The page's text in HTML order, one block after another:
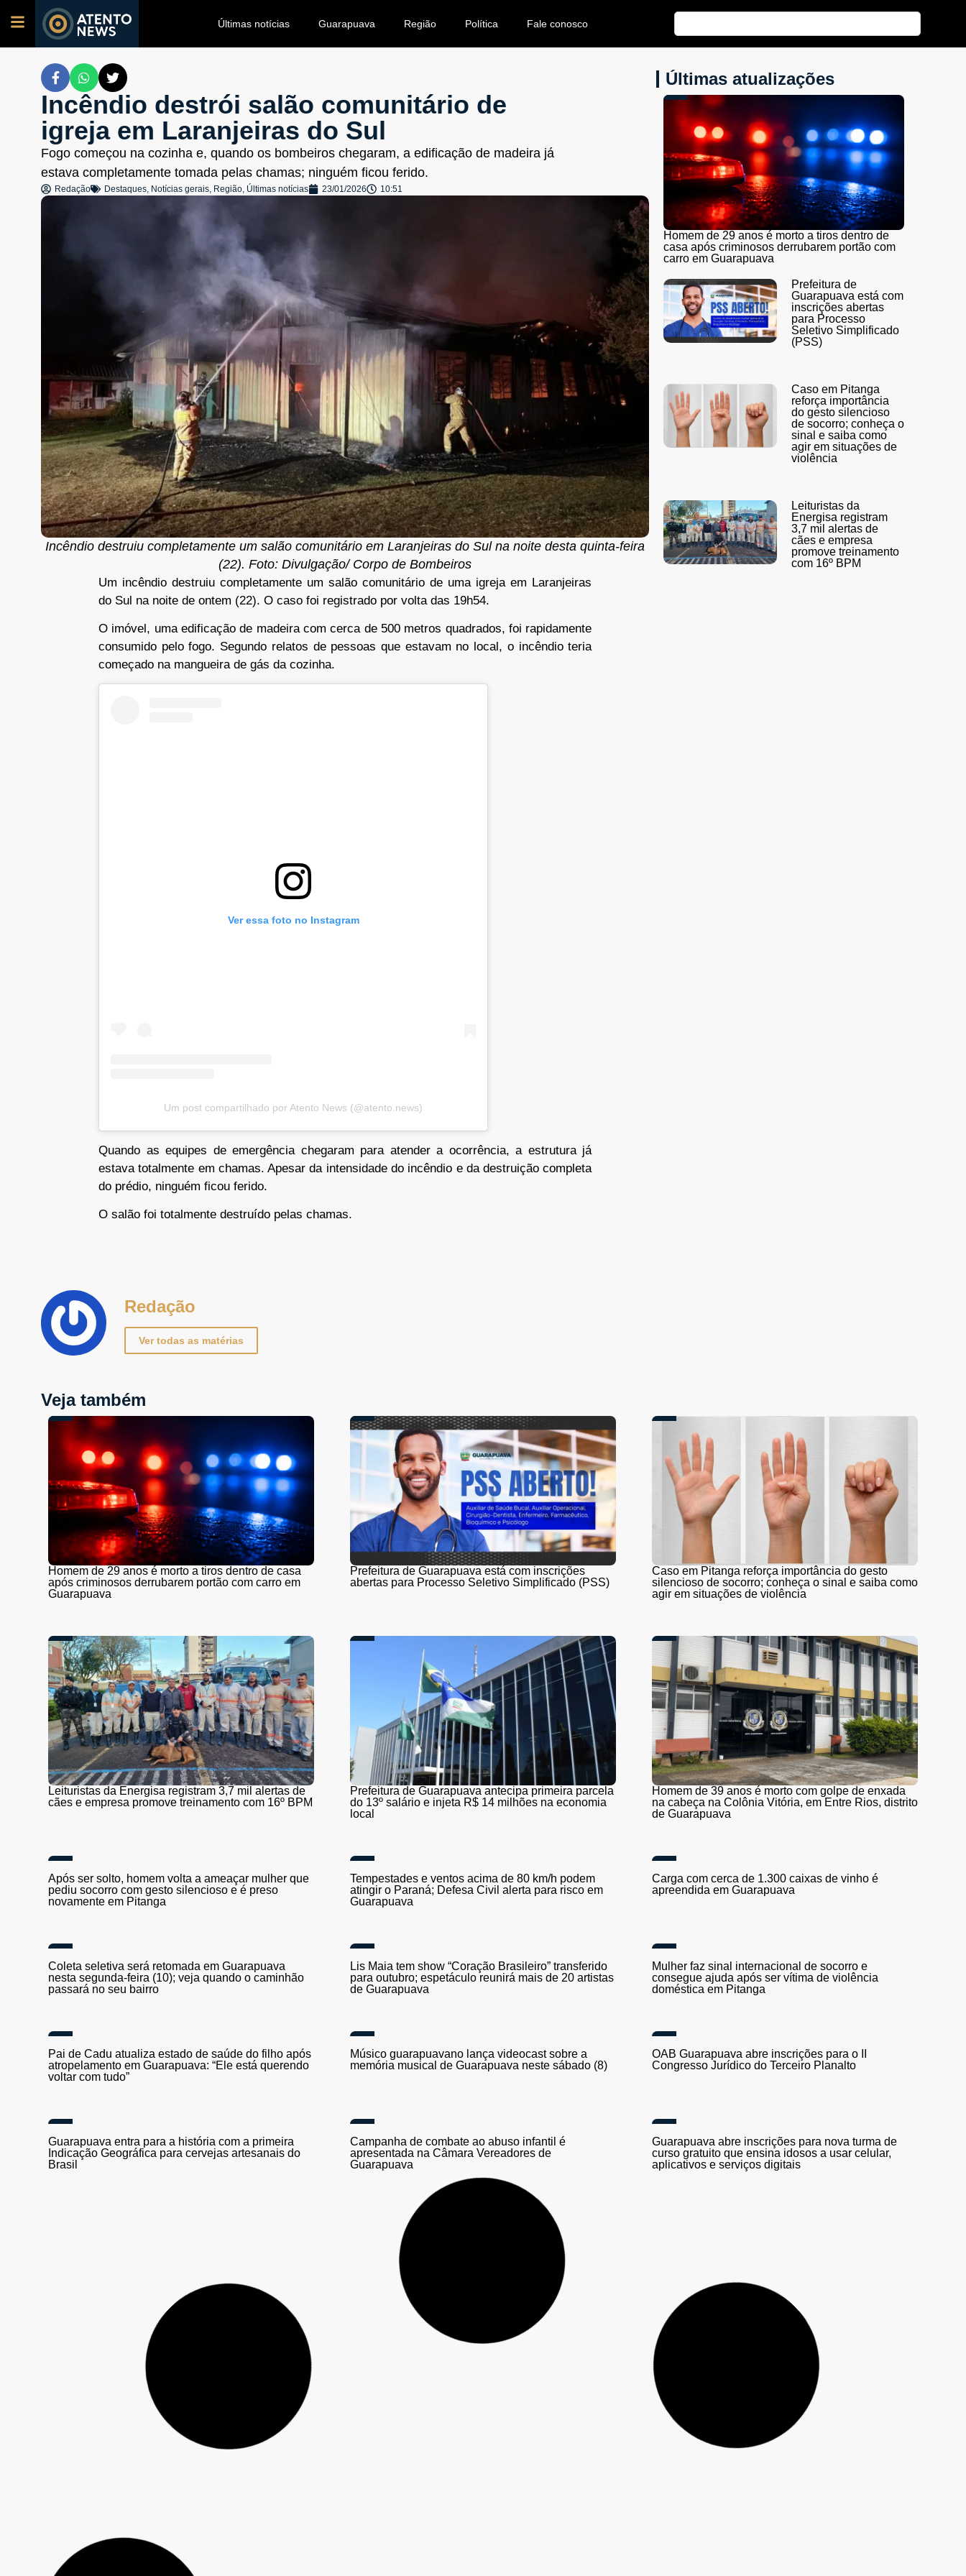
Últimas notícias Guarapuava Região Política Fale conosco
Incêndio destrói salão comunitário de
igreja em Laranjeiras do Sul
Fogo começou na cozinha e, quando os bombeiros chegaram, a edificação de madeira já
estava completamente tomada pelas chamas; ninguém ficou ferido.
Redação Destaques, Notícias gerais, Região, Últimas notícias 23/01/2026 10:51
Incêndio destruiu completamente um salão comunitário em Laranjeiras do Sul na noite desta quinta-feira
(22). Foto: Divulgação/ Corpo de Bombeiros
Um incêndio destruiu completamente um salão comunitário de uma igreja em Laranjeiras
do Sul na noite de ontem (22). O caso foi registrado por volta das 19h54.
O imóvel, uma edificação de madeira com cerca de 500 metros quadrados, foi rapidamente
consumido pelo fogo. Segundo relatos de pessoas que estavam no local, o incêndio teria
começado na mangueira de gás da cozinha.
Ver essa foto no Instagram
Um post compartilhado por Atento News (@atento.news)
Quando as equipes de emergência chegaram para atender a ocorrência, a estrutura já
estava totalmente em chamas. Apesar da intensidade do incêndio e da destruição completa
do prédio, ninguém ficou ferido.
O salão foi totalmente destruído pelas chamas.
Últimas atualizações
Homem de 29 anos é morto a tiros dentro de
casa após criminosos derrubarem portão com
carro em Guarapuava
Prefeitura de
Guarapuava está com
inscrições abertas
para Processo
Seletivo Simplificado
(PSS)
Caso em Pitanga
reforça importância
do gesto silencioso
de socorro; conheça o
sinal e saiba como
agir em situações de
violência
Leituristas da
Energisa registram
3,7 mil alertas de
cães e empresa
promove treinamento
com 16º BPM
Redação
Ver todas as matérias
Veja também
Homem de 29 anos é morto a tiros dentro de casa
após criminosos derrubarem portão com carro em
Guarapuava
Prefeitura de Guarapuava está com inscrições
abertas para Processo Seletivo Simplificado (PSS)
Caso em Pitanga reforça importância do gesto
silencioso de socorro; conheça o sinal e saiba como
agir em situações de violência
Leituristas da Energisa registram 3,7 mil alertas de
cães e empresa promove treinamento com 16º BPM
Prefeitura de Guarapuava antecipa primeira parcela
do 13º salário e injeta R$ 14 milhões na economia
local
Homem de 39 anos é morto com golpe de enxada
na cabeça na Colônia Vitória, em Entre Rios, distrito
de Guarapuava
novamente em Pitanga
Guarapuava
Lis Maia tem show “Coração Brasileiro” transferido
para outubro; espetáculo reunirá mais de 20 artistas
de Guarapuava
Pai de Cadu atualiza estado de saúde do filho após
atropelamento em Guarapuava: “Ele está querendo
Músico guarapuavano lança videocast sobre a
memória musical de Guarapuava neste sábado (8)
OAB Guarapuava abre inscrições para o II
Congresso Jurídico do Terceiro Planalto